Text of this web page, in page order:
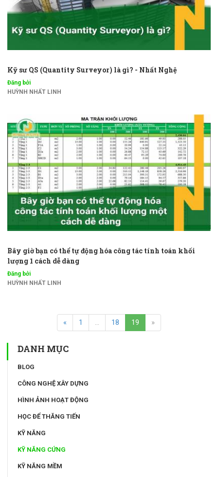
Kỹ sư QS (Quantity Surveyor) là gì? - Nhất Nghệ
Đăng bởi
HUỲNH NHẤT LINH
Bây giờ bạn có thể tự động hóa công tác tính toán khối
lượng 1 cách dễ dàng
Đăng bởi
HUỲNH NHẤT LINH
« 1 18 19 »
DANH MỤC
BLOG
CÔNG NGHỆ XÂY DỰNG
HÌNH ẢNH HOẠT ĐỘNG
HỌC ĐỂ THĂNG TIẾN
KỸ NĂNG
KỸ NĂNG CỨNG
KỸ NĂNG MỀM